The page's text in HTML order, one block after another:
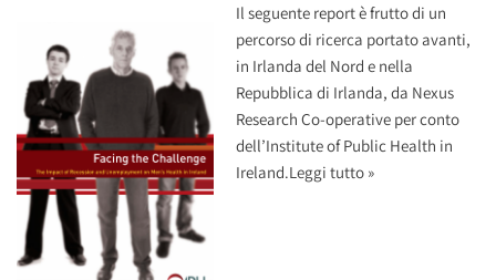
Il seguente report è frutto di un
percorso di ricerca portato avanti,
in Irlanda del Nord e nella
Repubblica di Irlanda, da Nexus
Research Co-operative per conto
dell’Institute of Public Health in
Ireland.Leggi tutto »